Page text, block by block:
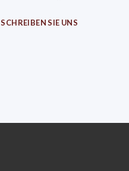
SCHREIBEN SIE UNS